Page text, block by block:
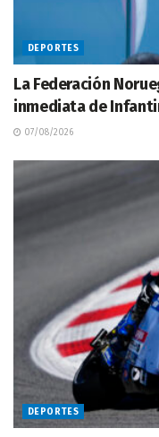
DEPORTES
La Federación
inmediata de
07/08/2026
DEPORTES